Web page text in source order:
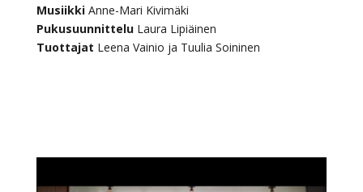
MusiikkiAnne-Mari Kivimäki
PukusuunnitteluLaura Lipiäinen
Tuottajat Leena Vainio ja Tuulia Soininen